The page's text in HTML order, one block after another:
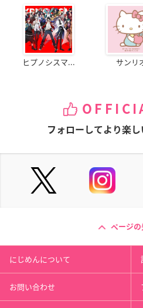
ヒプノシスマ... サンリ
フォローしてより楽し
ページの
にじめんについて
お問い合わせ